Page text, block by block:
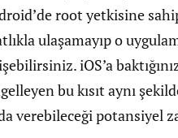
root yetkisine
ulaşamayıp o
iOS’a
bu kısıt aynı
verebileceği potansiyel